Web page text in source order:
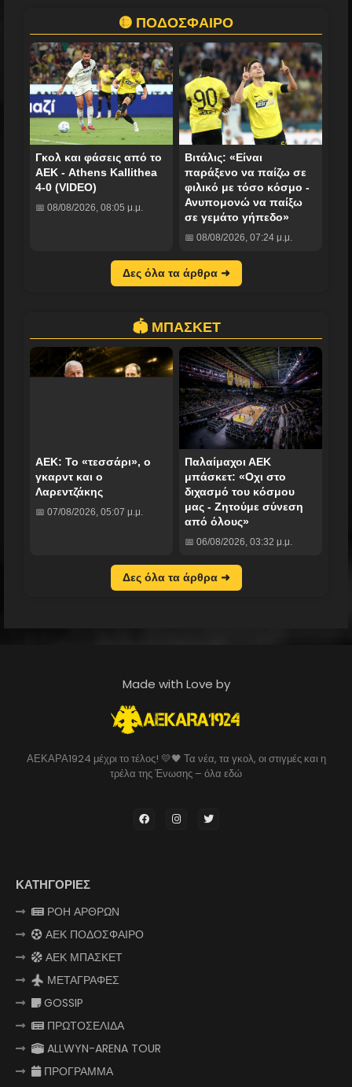
🟡 ΠΟΔΟΣΦΑΙΡΟ
Γκολ και φάσεις από το
ΑΕΚ - Athens Kallithea
4-0 (VIDEO)
📅 08/08/2026, 08:05 μ.μ.
Βιτάλις: «Είναι
παράξενο να παίζω σε
φιλικό με τόσο κόσμο -
Ανυπομονώ να παίξω
σε γεμάτο γήπεδο»
📅 08/08/2026, 07:24 μ.μ.
Δες όλα τα άρθρα ➜
🏟️ ΜΠΑΣΚΕΤ
ΑΕΚ: Το «τεσσάρι», ο
γκαρντ και ο
Λαρεντζάκης
📅 07/08/2026, 05:07 μ.μ.
Παλαίμαχοι ΑΕΚ
μπάσκετ: «Οχι στο
διχασμό του κόσμου
μας - Ζητούμε σύνεση
από όλους»
📅 06/08/2026, 03:32 μ.μ.
Δες όλα τα άρθρα ➜
Made with Love by
ΑΕΚΑΡΑ1924 μέχρι το τέλος! 💛🖤 Τα νέα, τα γκολ, οι στιγμές και η
τρέλα της Ένωσης – όλα εδώ
ΚΑΤΗΓΟΡΙΕΣ
ΡΟΗ ΑΡΘΡΩΝ
ΑΕΚ ΠΟΔΟΣΦΑΙΡΟ
ΑΕΚ ΜΠΑΣΚΕΤ
ΜΕΤΑΓΡΑΦΕΣ
GOSSIP
ΠΡΩΤΟΣΕΛΙΔΑ
ALLWYN-ARENA TOUR
ΠΡΟΓΡΑΜΜΑ